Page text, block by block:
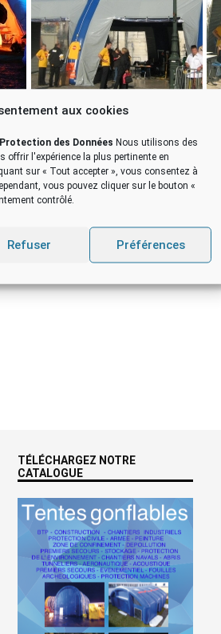
aux cookies
des Données Nous utilisons des
offrir l'expérience la plus pertinente en
sur « Tout accepter », vous consentez à
vous pouvez cliquer sur le bouton «
contrôlé.
Refuser Préférences
gonflable de
–
TÉLÉCHARGEZ NOTRE
CATALOGUE